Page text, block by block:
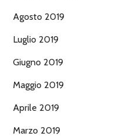
Agosto 2019
Luglio 2019
Giugno 2019
Maggio 2019
Aprile 2019
Marzo 2019